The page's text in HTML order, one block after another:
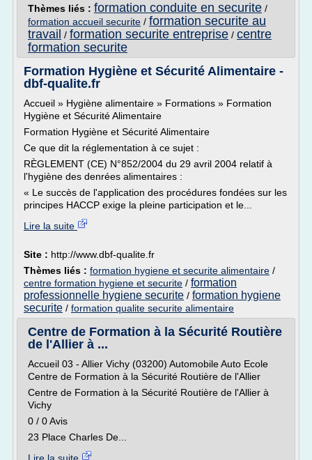
Thèmes liés : formation conduite en securite /
formation accueil securite / formation securite au
travail / formation securite entreprise / centre
formation securite
Formation Hygiène et Sécurité Alimentaire -
dbf-qualite.fr
Accueil » Hygiène alimentaire » Formations » Formation
Hygiène et Sécurité Alimentaire
Formation Hygiène et Sécurité Alimentaire
Ce que dit la réglementation à ce sujet :
RÈGLEMENT (CE) N°852/2004 du 29 avril 2004 relatif à
l'hygiène des denrées alimentaires :
« Le succès de l'application des procédures fondées sur les
principes HACCP exige la pleine participation et le...
Lire la suite
Site : http://www.dbf-qualite.fr
Thèmes liés : formation hygiene et securite alimentaire /
centre formation hygiene et securite / formation
professionnelle hygiene securite / formation hygiene
securite / formation qualite securite alimentaire
Centre de Formation à la Sécurité Routière
de l'Allier à ...
Accueil 03 - Allier Vichy (03200) Automobile Auto Ecole
Centre de Formation à la Sécurité Routière de l'Allier
Centre de Formation à la Sécurité Routière de l'Allier à
Vichy
0 / 0 Avis
23 Place Charles De...